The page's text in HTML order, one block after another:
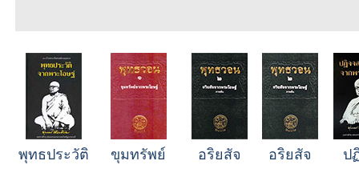
พุทธประวัติ ขุมทรัพย์
อริยสัจ
อริยสัจ
ป